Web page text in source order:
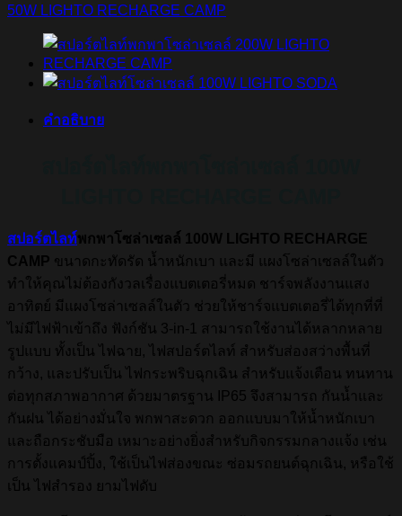
50W LIGHTO RECHARGE CAMP
คำอธิบาย
สปอร์ตไลท์พกพาโซล่าเซลล์ 100W LIGHTO RECHARGE
CAMP ขนาดกะทัดรัด น้ำหนักเบา และมี แผงโซล่าเซลล์ในตัว
ทำให้คุณไม่ต้องกังวลเรื่องแบตเตอรี่หมด ชาร์จพลังงานแสง
อาทิตย์ มีแผงโซล่าเซลล์ในตัว ช่วยให้ชาร์จแบตเตอรี่ได้ทุกที่ที่
ไม่มีไฟฟ้าเข้าถึง ฟังก์ชัน 3-in-1 สามารถใช้งานได้หลากหลาย
รูปแบบ ทั้งเป็น ไฟฉาย, ไฟสปอร์ตไลท์ สำหรับส่องสว่างพื้นที่
กว้าง, และปรับเป็น ไฟกระพริบฉุกเฉิน สำหรับแจ้งเตือน ทนทาน
ต่อทุกสภาพอากาศ ด้วยมาตรฐาน IP65 จึงสามารถ กันน้ำและ
กันฝน ได้อย่างมั่นใจ พกพาสะดวก ออกแบบมาให้น้ำหนักเบา
และถือกระชับมือ เหมาะอย่างยิ่งสำหรับกิจกรรมกลางแจ้ง เช่น
การตั้งแคมป์ปิ้ง, ใช้เป็นไฟส่องขณะ ซ่อมรถยนต์ฉุกเฉิน, หรือใช้
เป็น ไฟสำรอง ยามไฟดับ